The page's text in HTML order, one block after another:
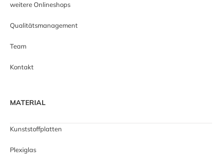
weitere Onlineshops
Qualitätsmanagement
Team
Kontakt
MATERIAL
Kunststoffplatten
Plexiglas